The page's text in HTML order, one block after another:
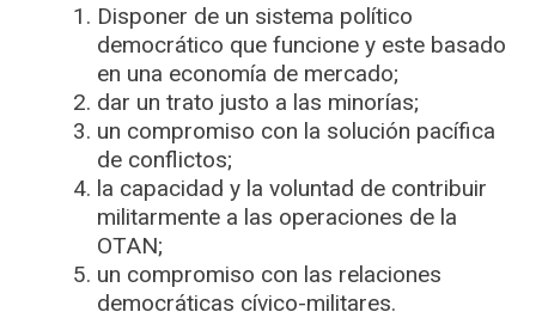
Disponer de un sistema político
democrático que funcione y este basado
en una economía de mercado;
dar un trato justo a las minorías;
un compromiso con la solución pacífica
de conflictos;
la capacidad y la voluntad de contribuir
militarmente a las operaciones de la
OTAN;
un compromiso con las relaciones
democráticas cívico-militares.